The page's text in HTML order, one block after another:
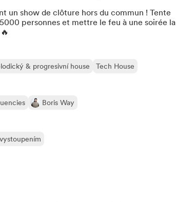
un show de clôture hors du commun ! Tente
personnes et mettre le feu à une soirée la
& progresivní house Tech House
Boris Way